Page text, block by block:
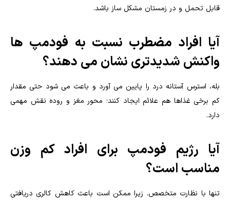
قابل تحمل و در زمستان مشکل ساز باشد.
آیا افراد مضطرب نسبت به فودمپ ها
واکنش شدیدتری نشان می دهند؟
بله، استرس آستانه درد را پایین می آورد و باعث می شود حتی مقدار
کم برخی غذاها هم علائم ایجاد کنند؛ محور مغز و روده نقش مهمی
دارد.
آیا رژیم فودمپ برای افراد کم وزن
مناسب است؟
تنها با نظارت متخصص. زیرا ممکن است باعث کاهش کالری دریافتی